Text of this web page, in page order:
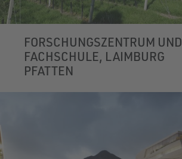
FORSCHUNGSZENTRUM UND
FACHSCHULE, LAIMBURG
PFATTEN